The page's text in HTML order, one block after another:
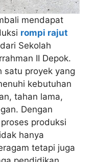
mendapat
rompi rajut
Sekolah
II Depok.
satu proyek yang
kebutuhan
tahan lama,
Dengan
produksi
hanya
tetapi juga